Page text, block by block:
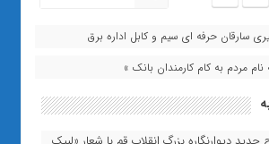
سارقان حرفه ای سیم و کابل اداره برق
نام مردم به کام کارمندان بانک »